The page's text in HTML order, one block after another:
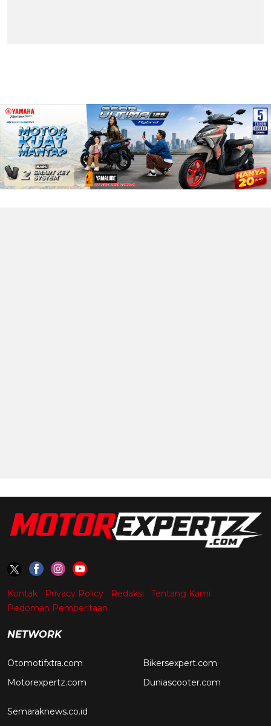
Kontak Privacy Policy Redaksi
Tentang Kami
Pedoman Pemberitaan
NETWORK
Otomotifxtra.com
Motorexpertz.com
Bikersexpert.com
Duniascooter.com
Semaraknews.co.id